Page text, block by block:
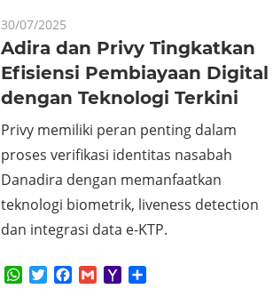
30/07/2025
Adira dan Privy Tingkatkan
Efisiensi Pembiayaan Digital
dengan Teknologi Terkini
Privy memiliki peran penting dalam
proses verifikasi identitas nasabah
Danadira dengan memanfaatkan
teknologi biometrik, liveness detection
dan integrasi data e-KTP.
WhatsApp
TwitterFacebook
GmailYahoo